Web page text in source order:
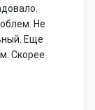
Не
Еще
Скорее